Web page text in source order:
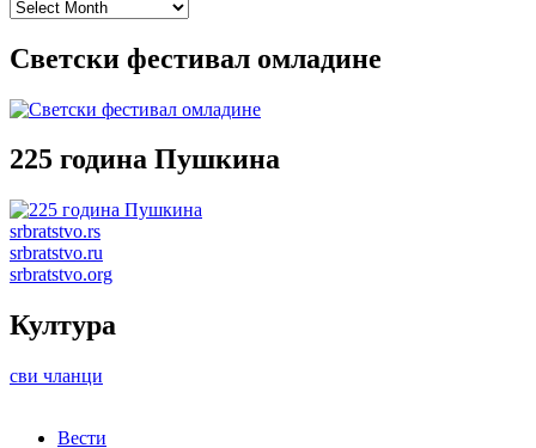
Archives
Светски фестивал омладине
225 година Пушкина
srbratstvo.rs
srbratstvo.ru
srbratstvo.org
Култура
сви чланци
Вести